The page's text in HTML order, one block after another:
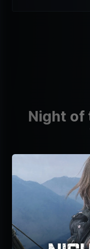
Night of